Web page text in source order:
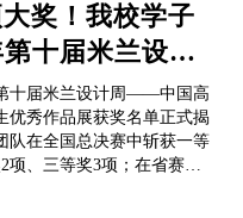
廷谦同志任职期间为学校党
设、师生发展等方面作出的
奖！我校学子
十届米兰设计
高校设计学科
十届米兰设计周——中国高
优秀作品展获奖名单正式揭
队在全国总决赛中斩获一等
项、三等奖3项；在省赛中
项。本届大赛共吸引全国